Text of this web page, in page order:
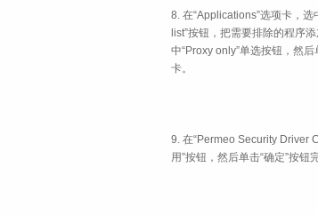
8. 在“Applications”选项卡，
list”按钮，把需要排除的程序
中“Proxy only”单选按钮，然
卡。
9. 在“Permeo Security Driver
用”按钮，然后单击“确定”按钮